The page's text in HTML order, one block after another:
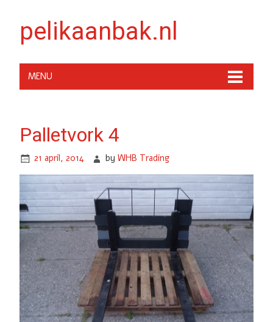
pelikaanbak.nl
MENU
Palletvork 4
21 april, 2014 byWHB Trading